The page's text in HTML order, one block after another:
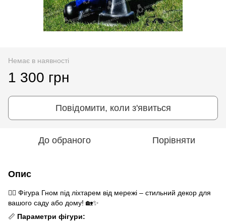
Немає в наявності
1 300 грн
Повідомити, коли з'явиться
До обраного Порівняти
Опис
🧙‍♂️ Фігура Гном під ліхтарем від мережі – стильний декор для
вашого саду або дому! 🏡✨
📏 Параметри фігури: